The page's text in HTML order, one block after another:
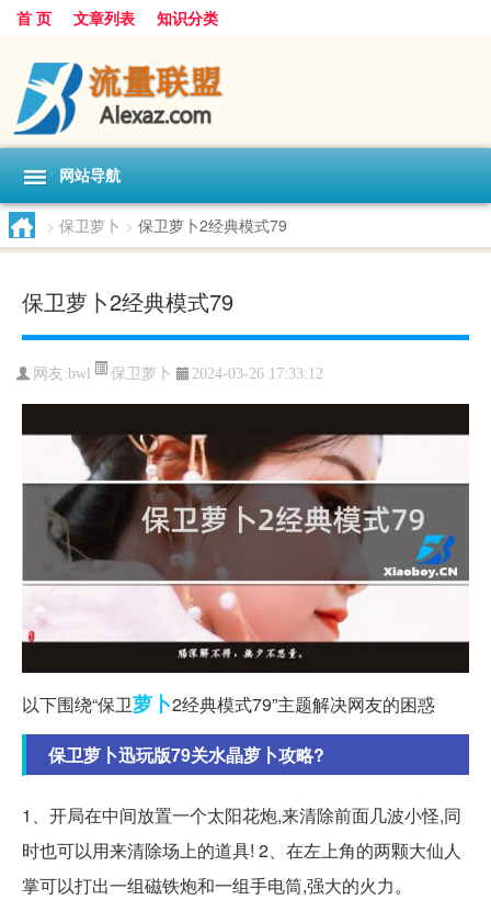
首 页 文章列表 知识分类
网站导航
> 保卫萝卜 > 保卫萝卜2经典模式79
保卫萝卜2经典模式79
网友:bwl 保卫萝卜 2024-03-26 17:33:12
以下围绕“保卫萝卜2经典模式79”主题解决网友的困惑
保卫萝卜迅玩版79关水晶萝卜攻略?
1、开局在中间放置一个太阳花炮,来清除前面几波小怪,同
时也可以用来清除场上的道具! 2、在左上角的两颗大仙人
掌可以打出一组磁铁炮和一组手电筒,强大的火力。